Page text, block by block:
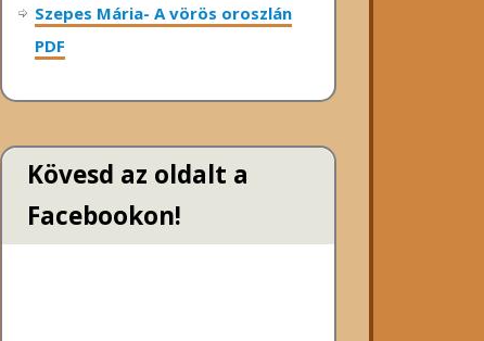
Szepes Mária- A vörös oroszlán
PDF
Kövesd az oldalt a
Facebookon!